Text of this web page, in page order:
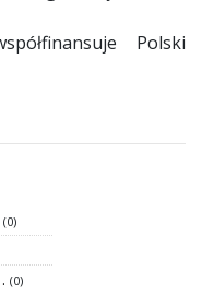
Polski
(0)
(0)